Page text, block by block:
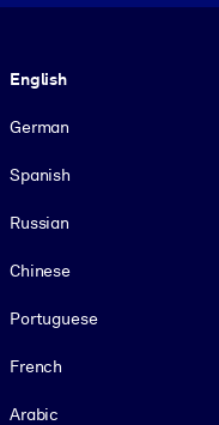
English
German
Spanish
Russian
Chinese
Portuguese
French
Arabic